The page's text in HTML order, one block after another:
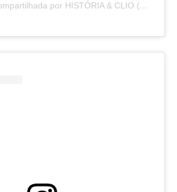
Uma publicação compartilhada por HISTÓRIA & CLIO (@historiaeclio)